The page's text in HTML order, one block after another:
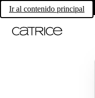
Ir al contenido principal